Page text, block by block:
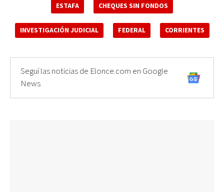
ESTAFA CHEQUES SIN FONDOS
INVESTIGACIÓN JUDICIAL FEDERAL CORRIENTES
Seguí las noticias de Elonce.com en Google
News